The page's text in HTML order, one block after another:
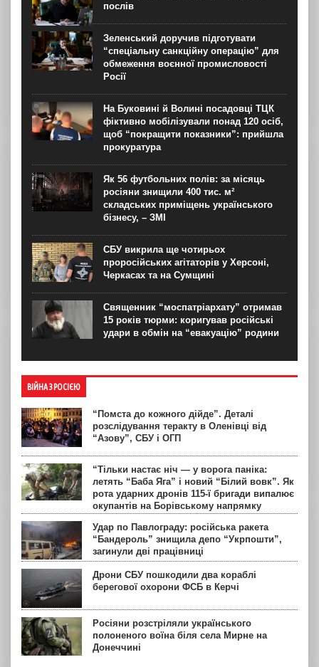
послів
Зеленський доручив підготувати
“спеціальну санкційну операцію” для
обмеження воєнної промисловості
Росії
На Буковині й Волині посадовці ТЦК
фіктивно мобілізували понад 120 осіб,
щоб “покращити показники”: прийшла
прокуратура
Як 56 футбольних полів: за місяць
росіяни знищили 400 тис. м²
складських приміщень українського
бізнесу, – ЗМІ
СБУ викрила ще чотирьох
проросійських агітаторів у Херсоні,
Черкасах та на Сумщині
Священник “моспатріархату” отримав
15 років тюрми: коригував російські
удари в обмін на “евакуацію” родини
ВІЙНА З РОСІЄЮ
“Помста до кожного дійде”. Деталі
розслідування теракту в Оленівці від
“Азову”, СБУ і ОГП
“Тільки настає ніч — у ворога паніка:
летять “Баба Яга” і новий “Білий вовк”. Як
рота ударних дронів 115-ї бригади випалює
окупантів на Борівському напрямку
Удар по Павлограду: російська ракета
“Бандероль” знищила депо “Укрпошти”,
загинули дві працівниці
Дрони СБУ пошкодили два кораблі
берегової охорони ФСБ в Керчі
Росіяни розстріляли українського
полоненого воїна біля села Мирне на
Донеччині